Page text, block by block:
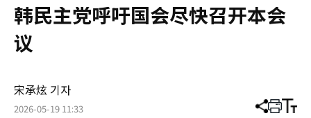
韩民主党呼吁国会尽快召开本会
议
宋承炫 기자
2026-05-19 11:33 分 打 调